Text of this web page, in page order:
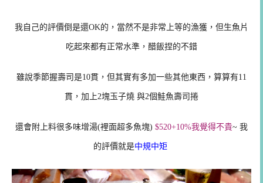
我自己的評價倒是還OK的，當然不是非常上等的漁獲，但生魚片
吃起來都有正常水準，醋飯捏的不錯
雖說季節握壽司是10貫，但其實有多加一些其他東西，算算有11
貫，加上2塊玉子燒 與2個鮭魚壽司捲
還會附上料很多味增湯(裡面超多魚塊) $520+10%我覺得不貴~ 我
的評價就是中規中矩